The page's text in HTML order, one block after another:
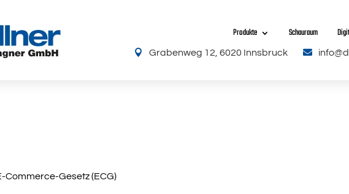
Produkte Schauraum
 Grabenweg 12, 6020 Innsbruck 
Commerce-Gesetz (ECG)